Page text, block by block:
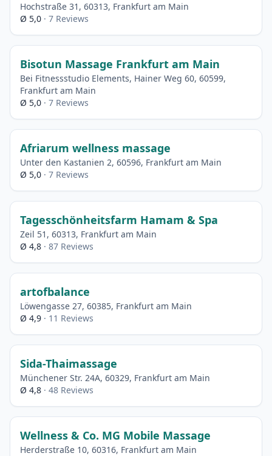
Hochstraße 31, 60313, Frankfurt am Main
Ø 5,0 · 7 Reviews
Bisotun Massage Frankfurt am Main
Bei Fitnessstudio Elements, Hainer Weg 60, 60599,
Frankfurt am Main
Ø 5,0 · 7 Reviews
Afriarum wellness massage
Unter den Kastanien 2, 60596, Frankfurt am Main
Ø 5,0 · 7 Reviews
Tagesschönheitsfarm Hamam & Spa
Zeil 51, 60313, Frankfurt am Main
Ø 4,8 · 87 Reviews
artofbalance
Löwengasse 27, 60385, Frankfurt am Main
Ø 4,9 · 11 Reviews
Sida-Thaimassage
Münchener Str. 24A, 60329, Frankfurt am Main
Ø 4,8 · 48 Reviews
Wellness & Co. MG Mobile Massage
Herderstraße 10, 60316, Frankfurt am Main